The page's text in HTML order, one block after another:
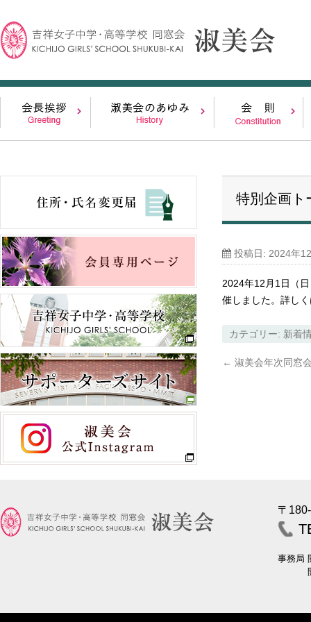
特別企画ト
投稿日: 2024年
2024年12月1日（
催しました。詳し
カテゴリー: 新着
← 淑美会年次同窓
〒
事務局
開室